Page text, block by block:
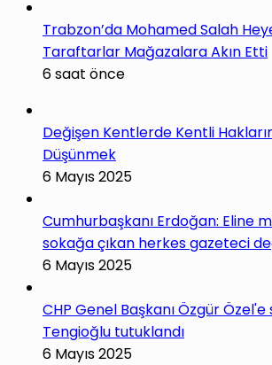
Trabzon’da Mohamed Salah
Taraftarlar Mağazalara Akın Etti
6 saat önce
Değişen Kentlerde Kentli
Düşünmek
6 Mayıs 2025
Cumhurbaşkanı Erdoğan: Eline
sokağa çıkan herkes gazeteci
6 Mayıs 2025
CHP Genel Başkanı Özgür Özel'e
Tengioğlu tutuklandı
6 Mayıs 2025